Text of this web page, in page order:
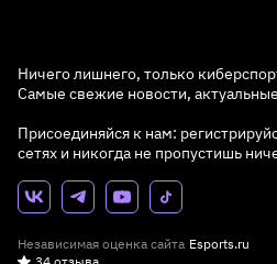
Ничего лишнего, только
Самые свежие новости,
Присоединяйся к нам:
сетях и никогда не пропустишь
Независимая оценка сайта Esports.ru